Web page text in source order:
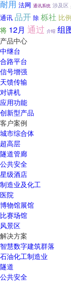
耐用 法网 通讯系统 涉及区
通讯 品开 除 栎社 比例
将 12月 通过 介绍 组
产品中心
中继台
合路平台
信号增强
天馈传输
对讲机
应用功能
创新型产品
客户案例
城市综合体
超高层
隧道管廊
公共安全
星级酒店
制造业及化工
医院
博物馆展馆
比赛场馆
风景区
解决方案
智慧数字建筑群落
石油化工制造业
隧道
公共安全